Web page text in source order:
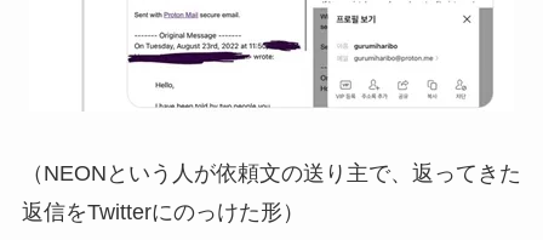
（NEONという人が依頼文の送り主で、返ってきた
返信をTwitterにのっけた形）